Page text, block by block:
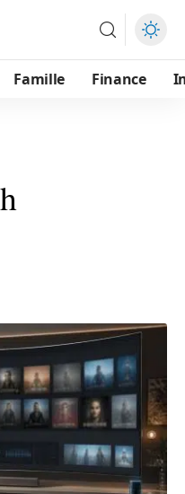
Famille Finance